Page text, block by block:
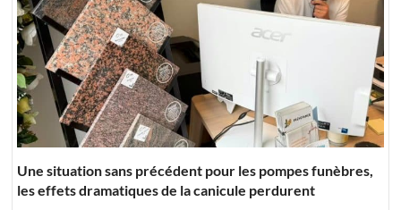
Une situation sans précédent pour les pompes funèbres,
les effets dramatiques de la canicule perdurent